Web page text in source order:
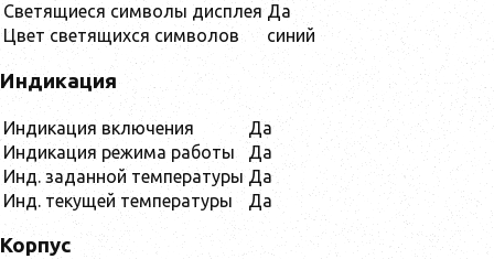
Светящиеся символы дисплея Да
Цвет светящихся символов
синий
Индикация
Индикация включения
Да
Индикация режима работы
Да
Инд. заданной температуры Да
Инд. текущей температуры
Да
Корпус